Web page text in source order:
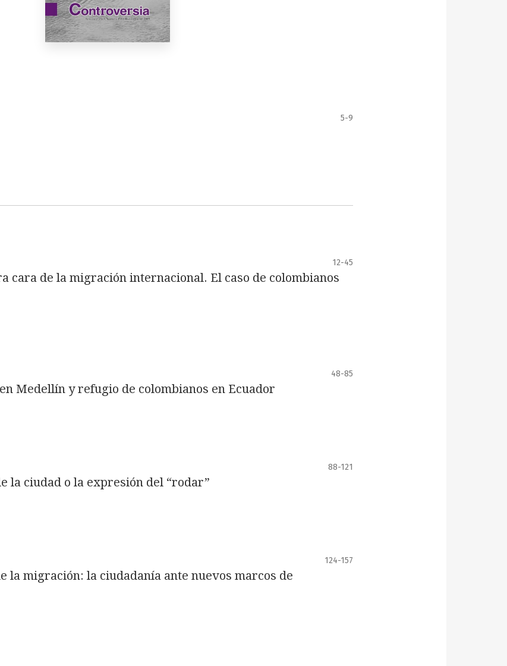
5-9
12-45
cara de la migración internacional. El caso de colombianos
48-85
Medellín y refugio de colombianos en Ecuador
88-121
la ciudad o la expresión del “rodar”
124-157
la migración: la ciudadanía ante nuevos marcos de